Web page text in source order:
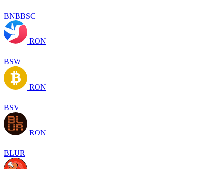
BNBBSC
RON
BSW
RON
BSV
RON
BLUR